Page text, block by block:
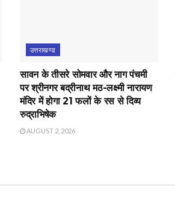
उत्तराखण्ड
सावन के तीसरे सोमवार और नाग पंचमी
पर श्रीनगर बद्रीनाथ मठ-लक्ष्मी नारायण
मंदिर में होगा 21 फलों के रस से दिव्य
रुद्राभिषेक
AUGUST 2, 2026